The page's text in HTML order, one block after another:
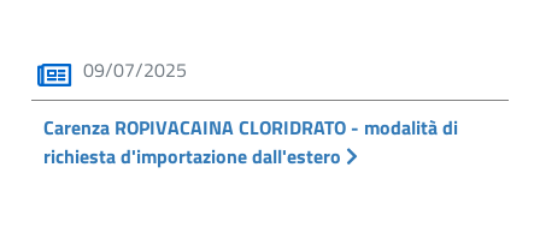
09/07/2025
Carenza ROPIVACAINA CLORIDRATO - modalità di
richiesta d'importazione dall'estero